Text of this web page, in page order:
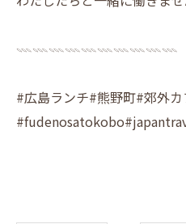
𓇠𓇠𓇠𓇠𓇠𓇠𓇠𓇠𓇠𓇠
#広島ランチ#熊野町#郊外